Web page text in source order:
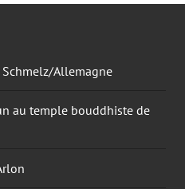
Allemagne
au temple bouddhiste de